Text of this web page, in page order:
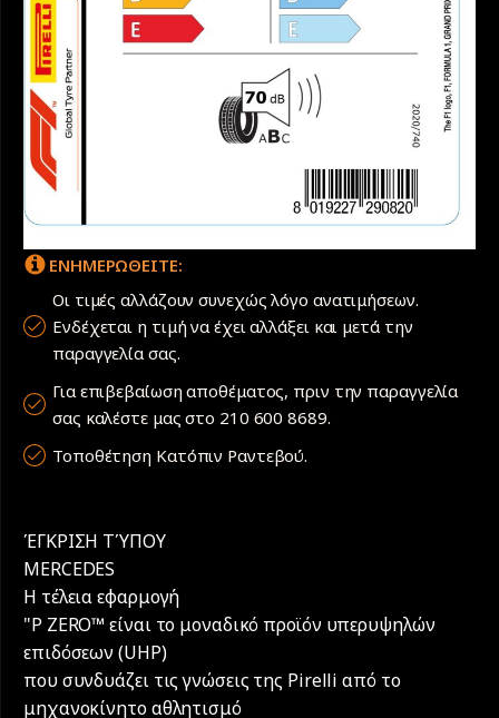
ΕΝΗΜΕΡΩΘΕΙΤΕ:
Οι τιμές αλλάζουν συνεχώς λόγο ανατιμήσεων.
Ενδέχεται η τιμή να έχει αλλάξει και μετά την
παραγγελία σας.
Για επιβεβαίωση αποθέματος, πριν την παραγγελία
σας καλέστε μας στο 210 600 8689.
Τοποθέτηση Κατόπιν Ραντεβού.
ΈΓΚΡΙΣΗ ΤΎΠΟΥ
MERCEDES
Η τέλεια εφαρμογή
"P ZERO™ είναι το μοναδικό προϊόν υπερυψηλών
επιδόσεων (UHP)
που συνδυάζει τις γνώσεις της Pirelli από το
μηχανοκίνητο αθλητισμό